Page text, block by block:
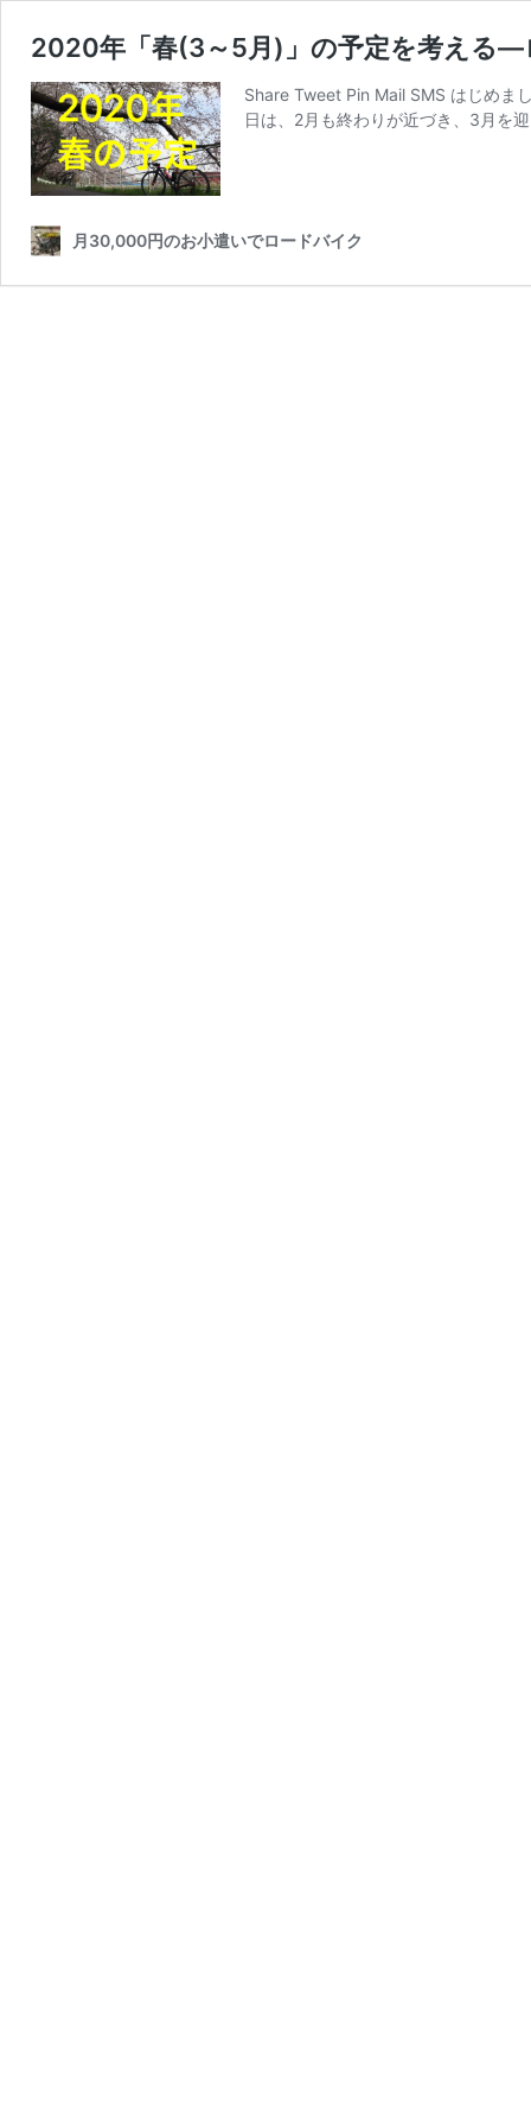
2020年「春(3～5月)」の予定を考える
Share Tweet Pin Mail SMS はじめま
日は、2月も終わりが近づき、3月を
月30,000円のお小遣いでロードバイク